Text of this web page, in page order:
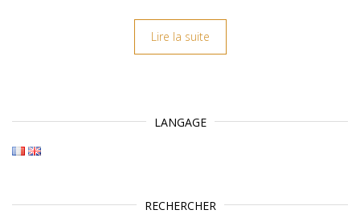
Lire la suite
LANGAGE
RECHERCHER